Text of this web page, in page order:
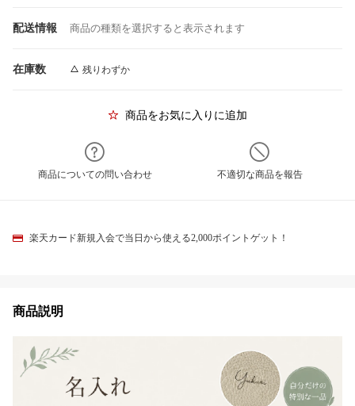
配送情報 商品の種類を選択すると表示されます
在庫数 残りわずか
商品をお気に入りに追加
商品についての問い合わせ 不適切な商品を報告
楽天カード新規入会で当日から使える2,000ポイントゲット！
商品説明